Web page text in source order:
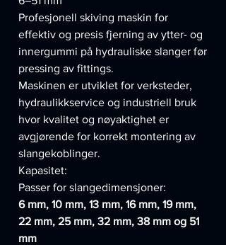
Profesjonell skiving maskin for
effektiv og presis fjerning av ytter- og
innergummi på hydrauliske slanger før
pressing av fittings.
Maskinen er utviklet for verksteder,
hydraulikkservice og industriell bruk
hvor kvalitet og nøyaktighet er
avgjørende for korrekt montering av
slangekoblinger.
Kapasitet:
Passer for slangedimensjoner:
6 mm, 10 mm, 13 mm, 16 mm, 19 mm,
22 mm, 25 mm, 32 mm, 38 mm og 51
mm